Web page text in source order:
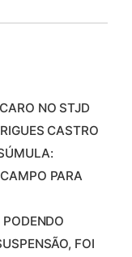
NO STJD
CASTRO
PARA
FOI